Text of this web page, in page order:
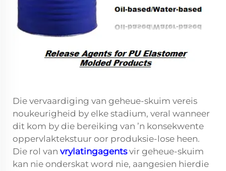
Die vervaardiging van geheue-skuim vereis
noukeurigheid by elke stadium, veral wanneer
dit kom by die bereiking van ’n konsekwente
oppervlaktekstuur oor produksie-lose heen.
Die rol van vrylatingagentsvir geheue-skuim
kan nie onderskat word nie, aangesien hierdie